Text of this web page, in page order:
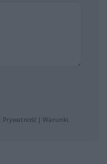
Prywatność | Warunki